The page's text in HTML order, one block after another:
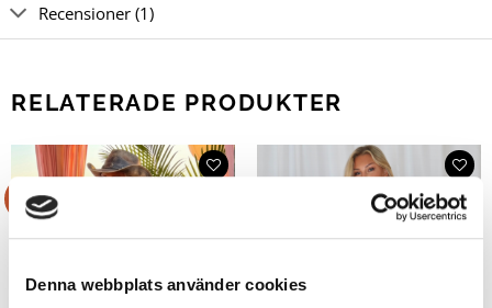
Denna webbplats använder cookies
Recensioner (1)
RELATERADE PRODUKTER
Rea!